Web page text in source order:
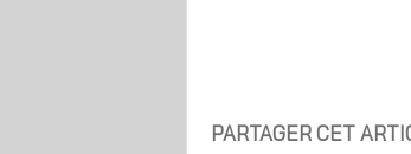
PARTAGER CET